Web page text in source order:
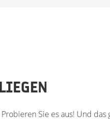
Sie es aus! Und das